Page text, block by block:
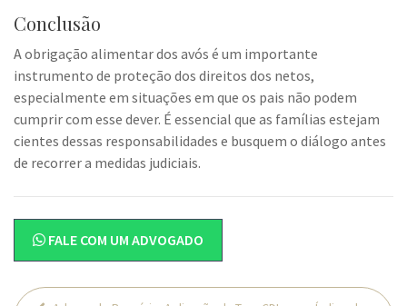
Conclusão
A obrigação alimentar dos avós é um importante
instrumento de proteção dos direitos dos netos,
especialmente em situações em que os pais não podem
cumprir com esse dever. É essencial que as famílias estejam
cientes dessas responsabilidades e busquem o diálogo antes
de recorrer a medidas judiciais.
FALE COM UM ADVOGADO
Navegação